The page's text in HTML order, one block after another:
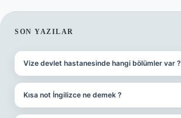
SIDEBAR
SON YAZILAR
Vize devlet hastanesinde hangi bölümler var ?
Kısa not İngilizce ne demek ?